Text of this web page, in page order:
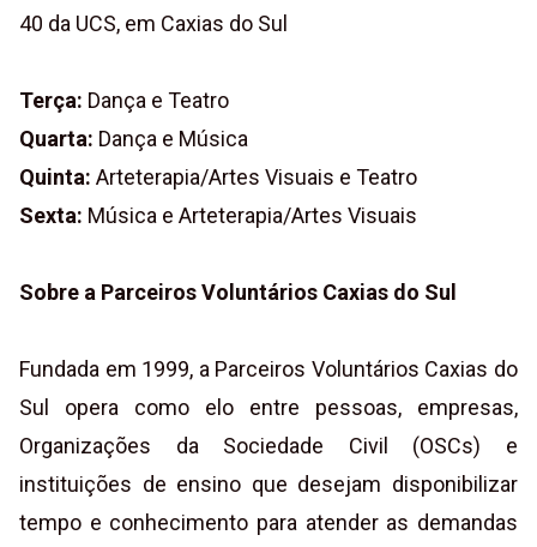
40 da UCS, em Caxias do Sul
Terça: Dança e Teatro
Quarta: Dança e Música
Quinta: Arteterapia/Artes Visuais e Teatro
Sexta: Música e Arteterapia/Artes Visuais
Sobre a Parceiros Voluntários Caxias do Sul
Fundada em 1999, a Parceiros Voluntários Caxias do
Sul opera como elo entre pessoas, empresas,
Organizações da Sociedade Civil (OSCs) e
instituições de ensino que desejam disponibilizar
tempo e conhecimento para atender as demandas